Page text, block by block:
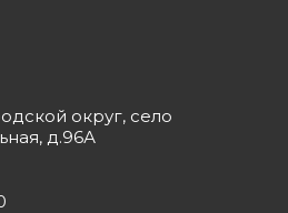
округ, село
д.96А